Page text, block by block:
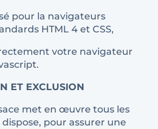
pour la navigateurs
HTML 4 et CSS,
votre navigateur
ET EXCLUSION
met en œuvre tous les
pour assurer une